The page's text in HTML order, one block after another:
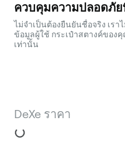
ควบคุมความปลอดภั
ไม่จำเป็นต้องยืนยันชื่อจริง เรา
ข้อมูลผู้ใช้ กระเป๋าสตางค์ของ
เท่านั้น
DeXe ราคา